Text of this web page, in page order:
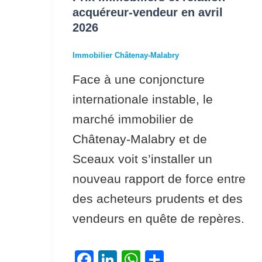
acquéreur-vendeur en avril
2026
Immobilier Châtenay-Malabry
Face à une conjoncture
internationale instable, le
marché immobilier de
Châtenay-Malabry et de
Sceaux voit s’installer un
nouveau rapport de force entre
des acheteurs prudents et des
vendeurs en quête de repères.
avril
2026